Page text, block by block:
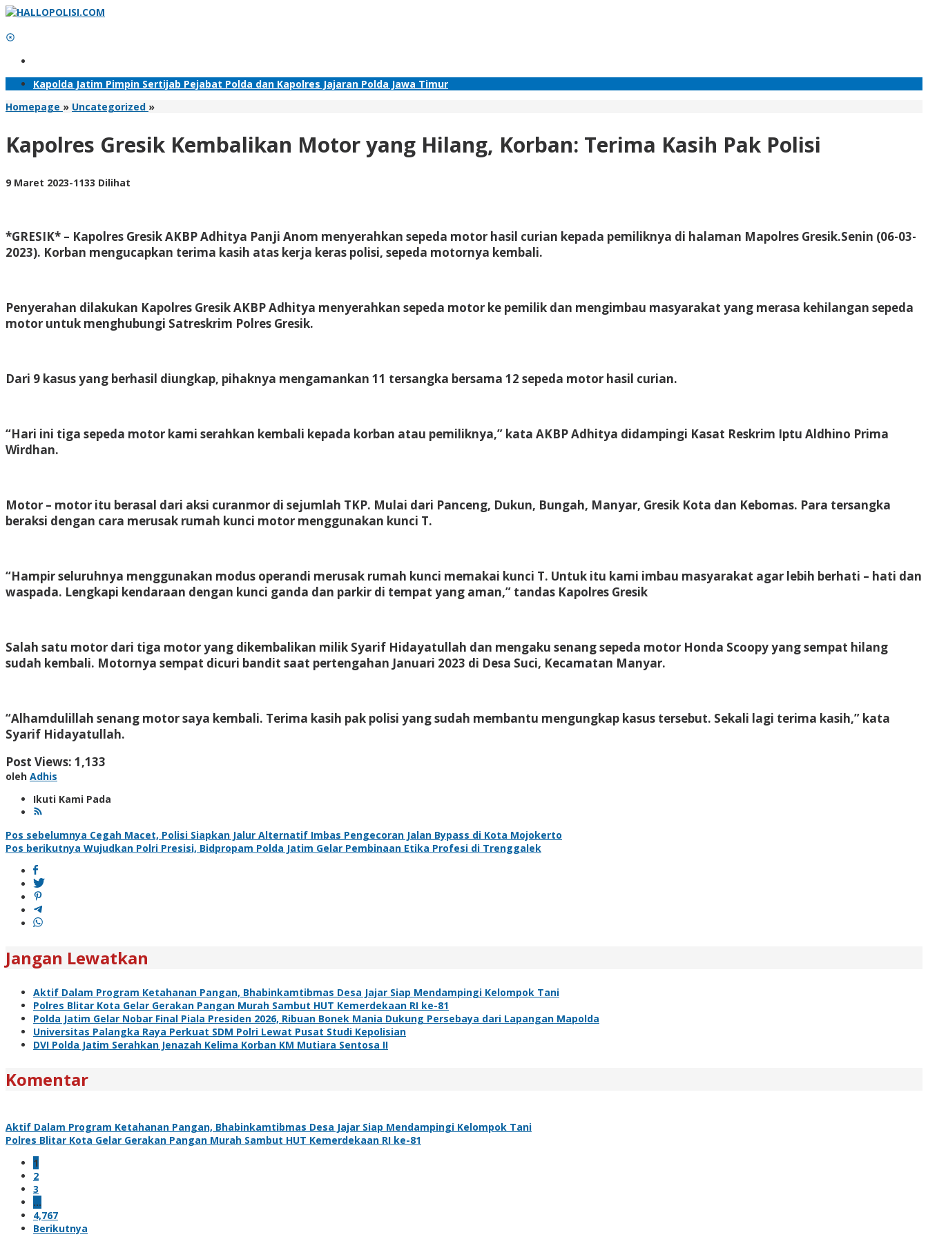
Lewati
konten
Kapolda Jatim Pimpin Sertijab Pejabat Polda dan Kapolres Jajaran Polda Jawa Timur
Homepage » Uncategorized »Kapolres
Motor
Polisi
Kapolres Gresik Kembalikan Motor yang Hilang, Korban: Terima Kasih Pak Polisi
9 Maret 2023oleh
-1133 Dilihat
*GRESIK* – Kapolres Gresik AKBP Adhitya Panji Anom menyerahkan sepeda motor hasil curian kepada pemiliknya di halaman Mapolres Gresik.Senin (06-03-
2023). Korban mengucapkan terima kasih atas kerja keras polisi, sepeda motornya kembali.
Penyerahan dilakukan Kapolres Gresik AKBP Adhitya menyerahkan sepeda motor ke pemilik dan mengimbau masyarakat yang merasa kehilangan sepeda
motor untuk menghubungi Satreskrim Polres Gresik.
Dari 9 kasus yang berhasil diungkap, pihaknya mengamankan 11 tersangka bersama 12 sepeda motor hasil curian.
“Hari ini tiga sepeda motor kami serahkan kembali kepada korban atau pemiliknya,” kata AKBP Adhitya didampingi Kasat Reskrim Iptu Aldhino Prima
Wirdhan.
Motor – motor itu berasal dari aksi curanmor di sejumlah TKP. Mulai dari Panceng, Dukun, Bungah, Manyar, Gresik Kota dan Kebomas. Para tersangka
beraksi dengan cara merusak rumah kunci motor menggunakan kunci T.
“Hampir seluruhnya menggunakan modus operandi merusak rumah kunci memakai kunci T. Untuk itu kami imbau masyarakat agar lebih berhati – hati dan
waspada. Lengkapi kendaraan dengan kunci ganda dan parkir di tempat yang aman,” tandas Kapolres Gresik
Salah satu motor dari tiga motor yang dikembalikan milik Syarif Hidayatullah dan mengaku senang sepeda motor Honda Scoopy yang sempat hilang
sudah kembali. Motornya sempat dicuri bandit saat pertengahan Januari 2023 di Desa Suci, Kecamatan Manyar.
“Alhamdulillah senang motor saya kembali. Terima kasih pak polisi yang sudah membantu mengungkap kasus tersebut. Sekali lagi terima kasih,” kata
Syarif Hidayatullah.
Post Views: 1,133
oleh Adhis
Ikuti Kami Pada
Navigasi
pos
Pos sebelumnya Cegah Macet, Polisi Siapkan Jalur Alternatif Imbas Pengecoran Jalan Bypass di Kota Mojokerto
Pos berikutnya Wujudkan Polri Presisi, Bidpropam Polda Jatim Gelar Pembinaan Etika Profesi di Trenggalek
Jangan Lewatkan
Aktif Dalam Program Ketahanan Pangan, Bhabinkamtibmas Desa Jajar Siap Mendampingi Kelompok Tani
Polres Blitar Kota Gelar Gerakan Pangan Murah Sambut HUT Kemerdekaan RI ke-81
Polda Jatim Gelar Nobar Final Piala Presiden 2026, Ribuan Bonek Mania Dukung Persebaya dari Lapangan Mapolda
Universitas Palangka Raya Perkuat SDM Polri Lewat Pusat Studi Kepolisian
DVI Polda Jatim Serahkan Jenazah Kelima Korban KM Mutiara Sentosa II
Komentar
Aktif Dalam Program Ketahanan Pangan, Bhabinkamtibmas Desa Jajar Siap Mendampingi Kelompok Tani
Polres Blitar Kota Gelar Gerakan Pangan Murah Sambut HUT Kemerdekaan RI ke-81
1
2
3
…
4,767
Berikutnya